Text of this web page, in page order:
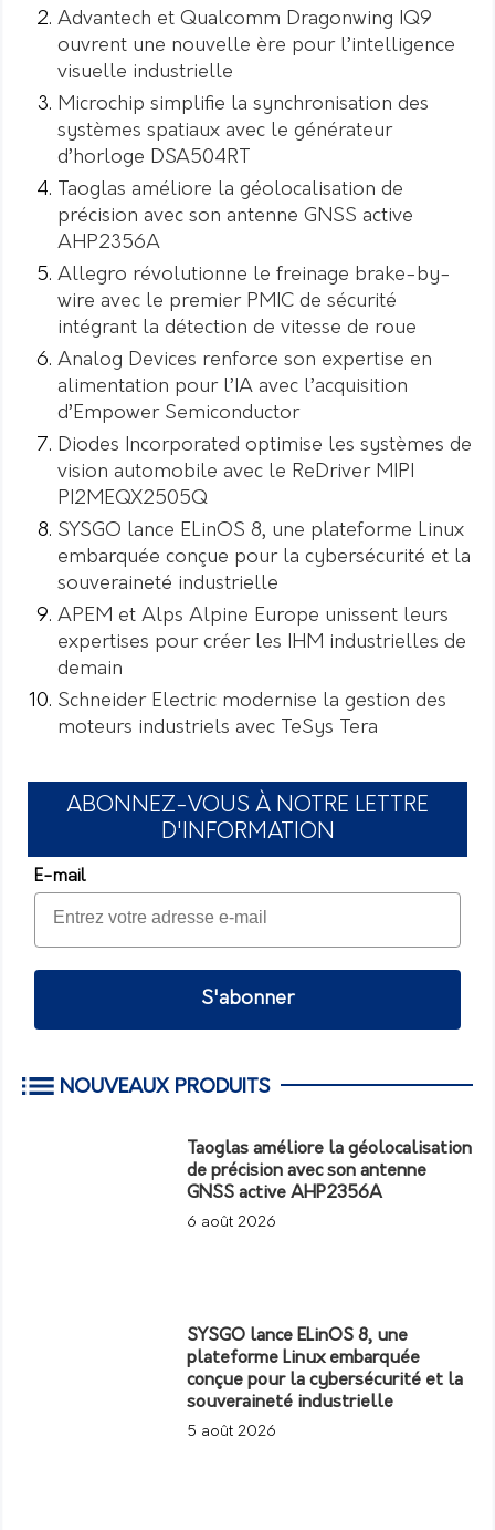
Advantech et Qualcomm Dragonwing IQ9
ouvrent une nouvelle ère pour l’intelligence
visuelle industrielle
Microchip simplifie la synchronisation des
systèmes spatiaux avec le générateur
d’horloge DSA504RT
Taoglas améliore la géolocalisation de
précision avec son antenne GNSS active
AHP2356A
Allegro révolutionne le freinage brake-by-
wire avec le premier PMIC de sécurité
intégrant la détection de vitesse de roue
Analog Devices renforce son expertise en
alimentation pour l’IA avec l’acquisition
d’Empower Semiconductor
Diodes Incorporated optimise les systèmes de
vision automobile avec le ReDriver MIPI
PI2MEQX2505Q
SYSGO lance ELinOS 8, une plateforme Linux
embarquée conçue pour la cybersécurité et la
souveraineté industrielle
APEM et Alps Alpine Europe unissent leurs
expertises pour créer les IHM industrielles de
demain
Schneider Electric modernise la gestion des
moteurs industriels avec TeSys Tera
ABONNEZ-VOUS À NOTRE LETTRE
D'INFORMATION
E-mail
S'abonner
NOUVEAUX PRODUITS
Taoglas améliore la géolocalisation
de précision avec son antenne
GNSS active AHP2356A
6 août 2026
SYSGO lance ELinOS 8, une
plateforme Linux embarquée
conçue pour la cybersécurité et la
souveraineté industrielle
5 août 2026